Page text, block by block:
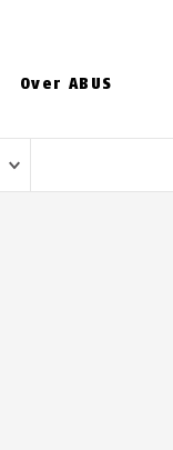
Over ABUS